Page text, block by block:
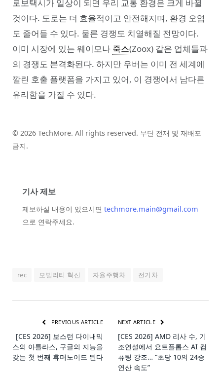
로보택시가 일상이 되면 우리 교통 환경은 크게 바뀔
것이다. 도로는 더 효율적이고 안전해지며, 환경 오염
도 줄어들 수 있다. 물론 경쟁도 치열해질 전망이다.
이미 시장에 있는 웨이모나 죽스(Zoox) 같은 업체들과
의 경쟁도 본격화된다. 하지만 우버는 이미 전 세계에
깔린 호출 플랫폼을 가지고 있어, 이 경쟁에서 남다른
유리함을 가질 수 있다.
© 2026 TechMore. All rights reserved. 무단 전재 및 재배포
금지.
기사 제보
제보하실 내용이 있으시면 techmore.main@gmail.com
으로 연락주세요.
rec 모빌리티 혁신 자율주행차 전기차
PREVIOUS ARTICLE
[CES 2026] 보스턴 다이내믹
스의 아틀라스, 구글의 지능을
갖는 첫 번째 휴머노이드 된다
NEXT ARTICLE
[CES 2026] AMD 리사 수, 기
조연설에서 요트플롭스 AI 컴
퓨팅 강조… “초당 10의 24승
연산 속도”